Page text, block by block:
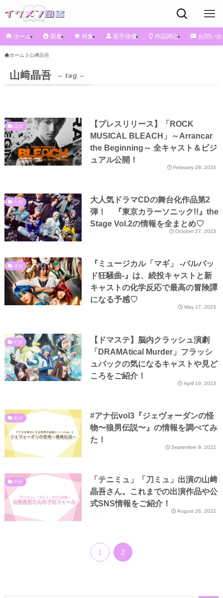
ホーム 新着 特集 若手俳優 作品関心 お問い
ホーム 山﨑晶吾
山﨑晶吾 – tag –
は行
【プレスリリース】「ROCK
MUSICAL BLEACH」～Arrancar
the Beginning～ 全キャスト＆ビジ
ュアル公開！
February 28, 2024
た行
大人気ドラマCDの舞台化作品第2
弾！ 『東京カラーソニック!!』the
Stage Vol.2の情報を全まとめ♡
October 27, 2023
ま行
『ミュージカル「マギ」 ‐バルバッ
ド狂騒曲-』は、続投キャストと新
キャストの化学反応で最高の冒険譚
になる予感♡
May 17, 2023
た行
【ドマステ】脳内クラッシュ演劇
「DRAMAtical Murder」フラッシ
ュバックの気になるキャストや見ど
ころをご紹介！
April 19, 2023
あ行
#アナ伝vol3『ジェヴォーダンの怪
物〜狼男伝説〜』の情報を調べてみ
た！
September 9, 2022
や行
「テニミュ」「刀ミュ」出演の山﨑
晶吾さん。これまでの出演作品や公
式SNS情報をご紹介！
August 26, 2022
1 2